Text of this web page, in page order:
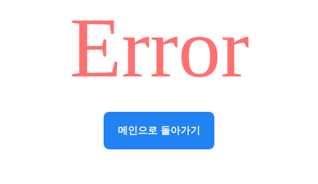
Error
메인으로 돌아가기